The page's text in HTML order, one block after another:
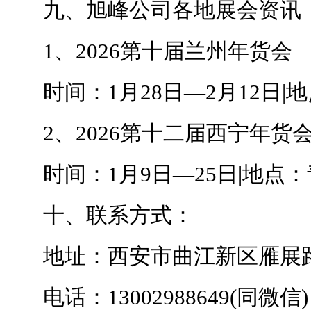
九、旭峰公司各地展会资讯
1、2026第十届兰州年货会
时间：1月28日—2月12日|地
2、2026第十二届西宁年货
时间：1月9日—25日|地点：
十、联系方式：
地址：西安市曲江新区雁展
电话：13002988649(同微信)